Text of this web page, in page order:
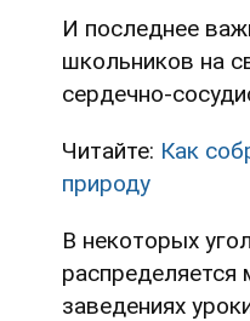
И последнее
школьников на
сердечно-
Читайте: Как
природу
В некоторых
заведениях